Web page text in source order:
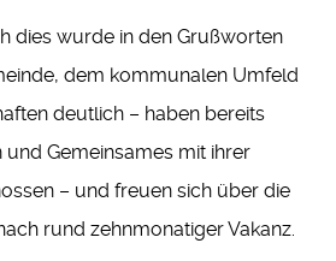
dies wurde in den Grußworten
dem kommunalen Umfeld
deutlich – haben bereits
Gemeinsames mit ihrer
– und freuen sich über die
rund zehnmonatiger Vakanz.